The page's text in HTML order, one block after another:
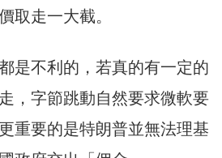
取走一大截。
是不利的，若真的有一定的
，字節跳動自然要求微軟要
重要的是特朗普並無法理基